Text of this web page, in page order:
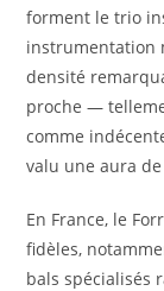
forment le trio
instrumentation
densité
proche —
comme
valu une aura
En France, le
fidèles,
bals spécialisés